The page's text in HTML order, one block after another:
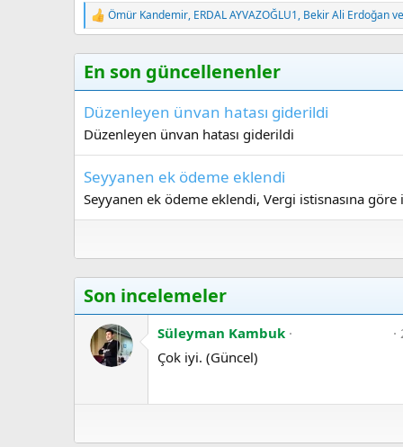
T
e
k
i
l
e
r
:
Ömür Kandemir, ERDAL AYVAZOĞLU1, Bekir Ali Erdoğan
En son güncellenenler
Düzenleyen ünvan hatası giderildi
Düzenleyen ünvan hatası giderildi
Seyyanen ek ödeme eklendi
Seyyanen ek ödeme eklendi, Vergi istisnasına
Son incelemeler
Süleyman Kambuk 5
ı
Çok iyi. (Güncel)